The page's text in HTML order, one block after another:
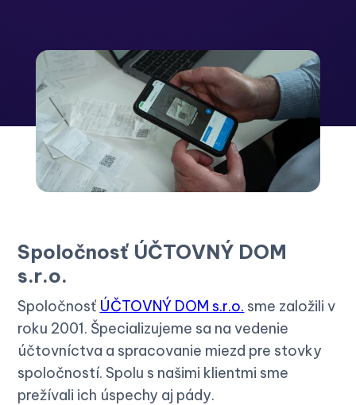
Spoločnosť ÚČTOVNÝ DOM
s.r.o.
Spoločnosť ÚČTOVNÝ DOM s.r.o. sme založili v
roku 2001. Špecializujeme sa na vedenie
účtovníctva a spracovanie miezd pre stovky
spoločností. Spolu s našimi klientmi sme
prežívali ich úspechy aj pády.